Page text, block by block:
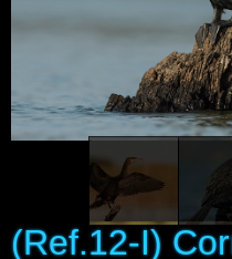
Enlaces
(Ref.12-I)